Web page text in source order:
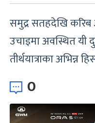
समुद्र सतहदेखि करिब
उचाइमा अवस्थित यी
तीर्थयात्राका अभिन्न
0